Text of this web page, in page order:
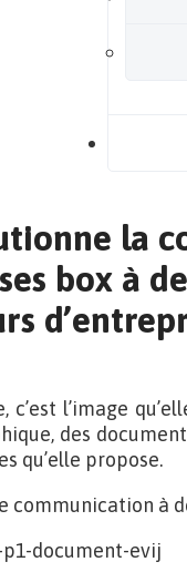
la
box à
l’image
des
qu’elle propose.
communication à